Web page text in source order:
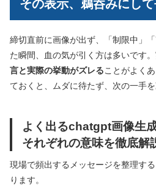
その表示、鵜呑みにして
締切直前に画像が出ず、「制限中」
た瞬間、血の気が引く方は多いです。
言と実際の挙動がズレることがよく
ておくと、ムダに待たず、次の一手を
よく出るchatgpt画像生
それぞれの意味を徹底解
現場で頻出するメッセージを整理す
ります。